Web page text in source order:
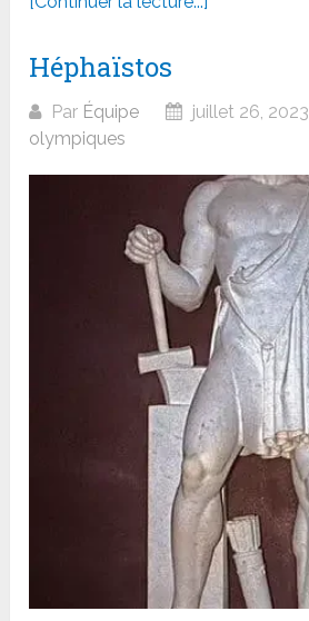
Héphaïstos
Par Équipe juillet 26, 2023
olympiques